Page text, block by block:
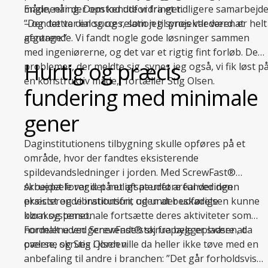
Engineering. Dem kendte vi fra et tidligere samarbejde
– og det var en succes, som jeg synes var værd at
gentage.”
måde, når der opstod udfordringer.
”Den tætte dialog og relation til projektlederen er helt
afgørende. Vi fandt nogle gode løsninger sammen
med ingeniørerne, og det var et rigtig fint forløb. De
problemer, der meldte sig, synes jeg også, vi fik løst på
en konstruktiv måde,” fortæller Stig Olsen.
Hurtig og præcis
fundering med minimale
gener
Daginstitutionens tilbygning skulle opføres på et
område, hvor der fandtes eksisterende
spildevandsledninger i jorden. Med ScrewFast®
skruepæle var det muligt at udføre funderingen
præcist og vibrationsfrit uden at beskadige
kloaksystemet.
Arbejdet foregik på et afspærret areal ved den
eksisterende institution, og under udførelsen kunne
børn og personale fortsætte deres aktiviteter som
normalt uden generende støj fra byggepladsen, da
pælene skrues i jorden.
Fordelene ved ScrewFast® skruepæle er svære at
overse, og Stig Olsen ville da heller ikke tøve med en
anbefaling til andre i branchen: ”Det går forholdsvis